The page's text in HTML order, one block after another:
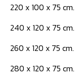
220 x 100 x 75 cm.
240 x 120 x 75 cm.
260 x 120 x 75 cm.
280 x 120 x 75 cm.